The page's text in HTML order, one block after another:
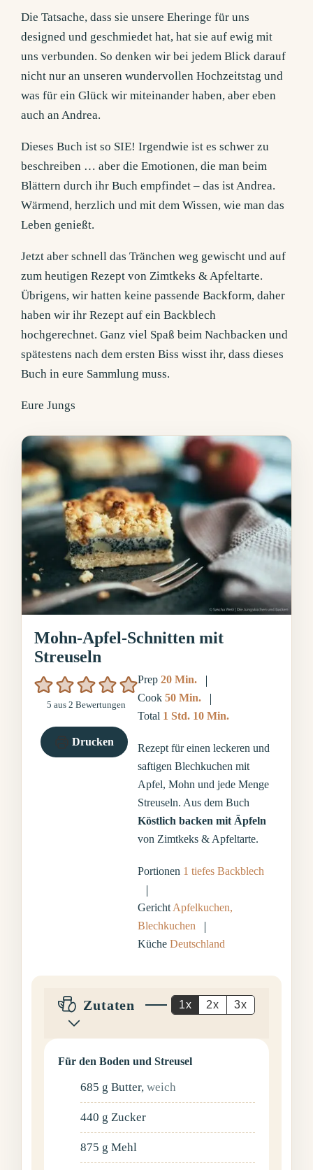
Die Tatsache, dass sie unsere Eheringe für uns
designed und geschmiedet hat, hat sie auf ewig mit
uns verbunden. So denken wir bei jedem Blick darauf
nicht nur an unseren wundervollen Hochzeitstag und
was für ein Glück wir miteinander haben, aber eben
auch an Andrea.
Dieses Buch ist so SIE! Irgendwie ist es schwer zu
beschreiben … aber die Emotionen, die man beim
Blättern durch ihr Buch empfindet – das ist Andrea.
Wärmend, herzlich und mit dem Wissen, wie man das
Leben genießt.
Jetzt aber schnell das Tränchen weg gewischt und auf
zum heutigen Rezept von Zimtkeks & Apfeltarte.
Übrigens, wir hatten keine passende Backform, daher
haben wir ihr Rezept auf ein Backblech
hochgerechnet. Ganz viel Spaß beim Nachbacken und
spätestens nach dem ersten Biss wisst ihr, dass dieses
Buch in eure Sammlung muss.
Eure Jungs
Mohn-Apfel-Schnitten mit
Streuseln
5 aus 2 Bewertungen
Drucken
Prep20Minuten
Min.
Cook50Minuten
Min.
Total 1 Stunde
Std. 10Minuten
Min.
Rezept für einen leckeren und
saftigen Blechkuchen mit
Apfel, Mohn und jede Menge
Streuseln. Aus dem Buch
Köstlich backen mit Äpfeln
von Zimtkeks & Apfeltarte.
Portionen 1 tiefes Backblech
GerichtApfelkuchen,
Blechkuchen
KücheDeutschland
Zutaten 1x 2x 3x
Für den Boden und Streusel
685 g Butter,weich
440 g Zucker
875 g Mehl